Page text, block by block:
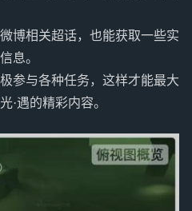
博相关超话，也能获取一些实
息。
参与各种任务，这样才能最大
·遇的精彩内容。